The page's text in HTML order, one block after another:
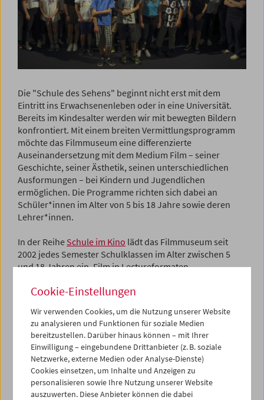
Die "Schule des Sehens" beginnt nicht erst mit dem
Eintritt ins Erwachsenenleben oder in eine Universität.
Bereits im Kindesalter werden wir mit bewegten Bildern
konfrontiert. Mit einem breiten Vermittlungsprogramm
möchte das Filmmuseum eine differenzierte
Auseinandersetzung mit dem Medium Film – seiner
Geschichte, seiner Ästhetik, seinen unterschiedlichen
Ausformungen – bei Kindern und Jugendlichen
ermöglichen. Die Programme richten sich dabei an
Schüler*innen im Alter von 5 bis 18 Jahre sowie deren
Lehrer*innen.
In der Reihe Schule im Kino lädt das Filmmuseum seit
2002 jedes Semester Schulklassen im Alter zwischen 5
und 18 Jahren ein, Film in Lectureformaten,
Filmemacher/innen und anderen Vermittlungsformen
Veranstaltungen an fixen Terminen angeboten.
Die ReiheFokus Film(seit 2008) spricht Lehrkräfte und
Schulklassen an, die sich im Unterricht intensiver mit Film
beschäftigen wollen. Das Filmmuseum bietet eine flexible
und semesterlange Betreuung durch Filmmuseum-
Mitarbeiter*innen und externe Filmvermittler*innen.
Cookie-Einstellungen
Wir verwenden Cookies, um die Nutzung unserer Website
zu analysieren und Funktionen für soziale Medien
bereitzustellen. Darüber hinaus können – mit Ihrer
Einwilligung – eingebundene Drittanbieter (z. B. soziale
Netzwerke, externe Medien oder Analyse-Dienste)
Cookies einsetzen, um Inhalte und Anzeigen zu
personalisieren sowie Ihre Nutzung unserer Website
auszuwerten. Diese Anbieter können die dabei